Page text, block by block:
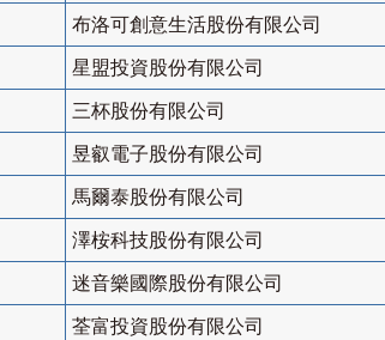
布洛可創意生活股份有限公司
星盟投資股份有限公司
三杯股份有限公司
昱叡電子股份有限公司
馬爾泰股份有限公司
澤桉科技股份有限公司
迷音樂國際股份有限公司
荃富投資股份有限公司